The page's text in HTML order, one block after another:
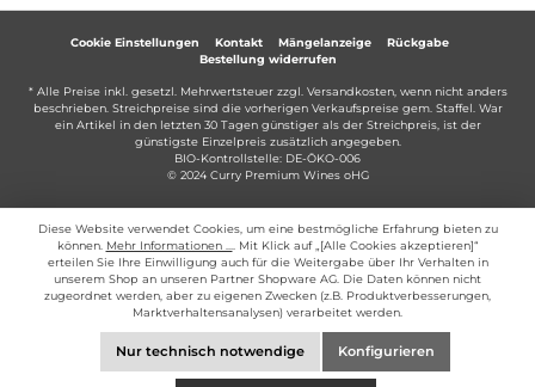
Cookie Einstellungen Kontakt Mängelanzeige
Rückgabe
Bestellung widerrufen
* Alle Preise inkl. gesetzl. Mehrwertsteuer zzgl. Versandkosten, wenn nicht anders
beschrieben. Streichpreise sind die vorherigen Verkaufspreise gem. Staffel. War
ein Artikel in den letzten 30 Tagen günstiger als der Streichpreis, ist der
günstigste Einzelpreis zusätzlich angegeben.
BIO-Kontrollstelle: DE-ÖKO-006
© 2024 Curry Premium Wines oHG
Diese Website verwendet Cookies, um eine bestmögliche Erfahrung bieten zu
können. Mehr Informationen ...
. Mit Klick auf „[Alle Cookies akzeptieren]“
erteilen Sie Ihre Einwilligung auch für die Weitergabe über Ihr Verhalten in
unserem Shop an unseren Partner Shopware AG. Die Daten können nicht
zugeordnet werden, aber zu eigenen Zwecken (z.B. Produktverbesserungen,
Marktverhaltensanalysen) verarbeitet werden.
Nur technisch notwendige Konfigurieren